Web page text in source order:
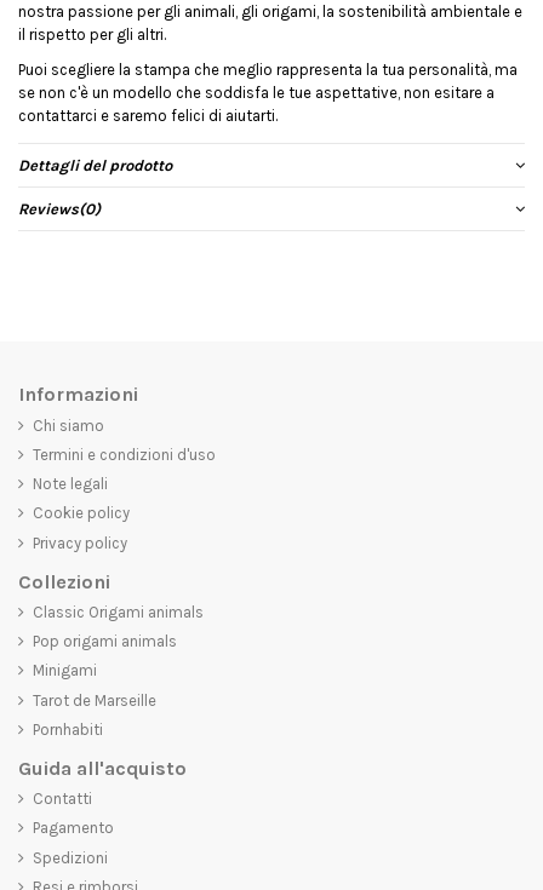
nostra passione per gli animali, gli origami, la sostenibilità ambientale e
il rispetto per gli altri.
Puoi scegliere la stampa che meglio rappresenta la tua personalità, ma
se non c'è un modello che soddisfa le tue aspettative, non esitare a
contattarci e saremo felici di aiutarti.
Dettagli del prodotto
Reviews(0)
Informazioni
Chi siamo
Termini e condizioni d'uso
Note legali
Cookie policy
Privacy policy
Collezioni
Classic Origami animals
Pop origami animals
Minigami
Tarot de Marseille
Pornhabiti
Guida all'acquisto
Contatti
Pagamento
Spedizioni